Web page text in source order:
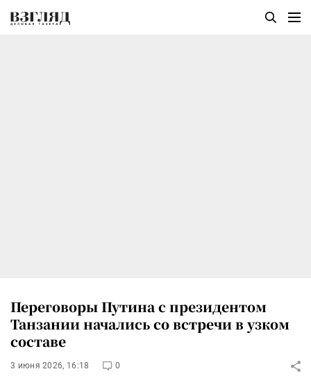
Переговоры Путина с президентом
Танзании начались со встречи в узком
составе
3 июня 2026, 16:18 0